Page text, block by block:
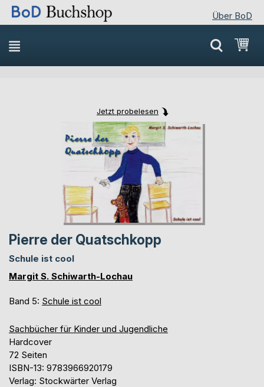
Über BoD
Direkt
zum
Inhalt
Jetzt probelesen
Skip
to
the
end
the
images
gallery
Skip
to
the
beginning
the
images
gallery
Pierre der Quatschkopp
Schule ist cool
Margit S. Schiwarth-Lochau
Band 5: Schule ist cool
Sachbücher für Kinder und Jugendliche
Hardcover
72 Seiten
ISBN-13: 9783966920179
Verlag: Stockwärter Verlag